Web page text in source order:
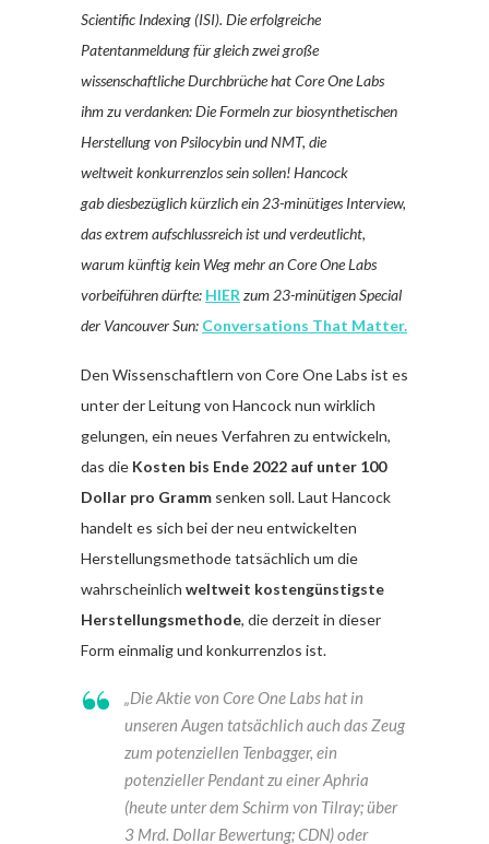
Scientific Indexing (ISI). Die erfolgreiche
Patentanmeldung für gleich zwei große
wissenschaftliche Durchbrüche hat Core One Labs
ihm zu verdanken: Die Formeln zur biosynthetischen
Herstellung von Psilocybin und NMT, die
weltweit konkurrenzlos sein sollen! Hancock
gab diesbezüglich kürzlich ein 23-minütiges Interview,
das extrem aufschlussreich ist und verdeutlicht,
warum künftig kein Weg mehr an Core One Labs
vorbeiführen dürfte: HIER zum 23-minütigen Special
der Vancouver Sun: Conversations That Matter.
Den Wissenschaftlern von Core One Labs ist es
unter der Leitung von Hancock nun wirklich
gelungen, ein neues Verfahren zu entwickeln,
das die Kosten bis Ende 2022 auf unter 100
Dollar pro Gramm senken soll. Laut Hancock
handelt es sich bei der neu entwickelten
Herstellungsmethode tatsächlich um die
wahrscheinlich weltweit kostengünstigste
Herstellungsmethode, die derzeit in dieser
Form einmalig und konkurrenzlos ist.
„Die Aktie von Core One Labs hat in
unseren Augen tatsächlich auch das Zeug
zum potenziellen Tenbagger, ein
potenzieller Pendant zu einer Aphria
(heute unter dem Schirm von Tilray; über
3 Mrd. Dollar Bewertung; CDN) oder